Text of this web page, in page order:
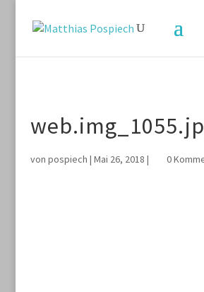
von pospiech | Mai 26, 2018 | 0